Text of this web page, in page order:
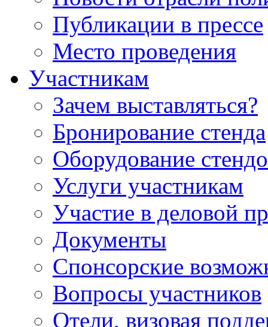
Публикации в прессе
Место проведения
Участникам
Зачем выставляться?
Бронирование стенда
Оборудование
Услуги участникам
Участие в деловой
Документы
Спонсорские
Вопросы участников
Отели, визовая